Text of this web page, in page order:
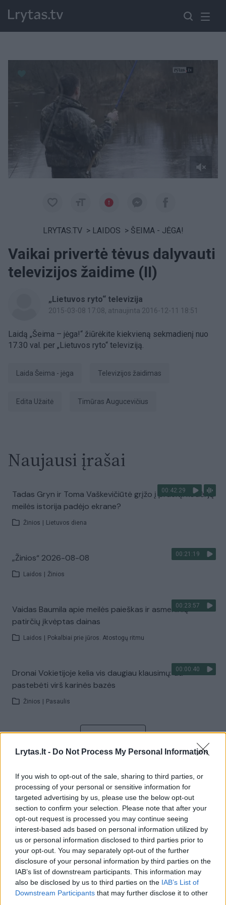
Lrytas.lt - Do Not Process My Personal Information
If you wish to opt-out of the sale, sharing to third parties, or
processing of your personal or sensitive information for
targeted advertising by us, please use the below opt-out
section to confirm your selection. Please note that after your
opt-out request is processed you may continue seeing
interest-based ads based on personal information utilized by
us or personal information disclosed to third parties prior to
your opt-out. You may separately opt-out of the further
disclosure of your personal information by third parties on the
IAB’s list of downstream participants. This information may
also be disclosed by us to third parties on the IAB’s List of
Downstream Participants that may further disclose it to other
LRYTAS.TV > LAIDOS > ŠEIMA - JĖGA!
Vaikai privertė tėvus dalyvauti
televizijos žaidime (II)
„Lietuvos ryto“ televizija
2015-03-08 17:08, atnaujinta 2016-12-11 18:51
Laidą „Šeima – jėga!“ žiūrėkite kiekvieną sekmadienį nuo
17.30 val. per „Lietuvos ryto“ televiziją.
laida Šeima - jėga televizijos žaidimas
Edita Užaitė Timūras Augucevičius
Naujausi įrašai
00:42:29
Tadas Gryn ir Toma Vaškevičiūtė grįžo į praeitį: kodėl jų
meilės istorija padėjo ekrane?
Žinios Lietuvos diena
00:21:19
„Žinios“ 2026-08-08
Laidos Žinios
00:23:57
Vaidas Baumila apie meilės paieškas ir asmeninių
patirčių įkvėptas dainas
Laidos Pokalbiai prie jūros. Atostogų ritmu
00:00:40
Dronai Vokietijoje kelia vis daugiau klausimų: du
pastebėti virš karinės bazės
Žinios Pasaulis
Visi įrašai
Žiūrimiausi įrašai
00:00:30
Vaizdai iš tragiškos avarijos Vilniaus r.: dviejų moterų ir
vaiko gyvybių išgelbėti nepavyko
Žinios Lietuvos diena
00:00:57
Savaitės vidurys nusimato karštas: temperatūra kils iki
32 laipsnių šilumos